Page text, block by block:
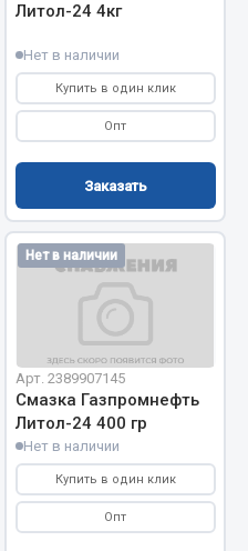
Литол-24 4кг
Нет в наличии
Купить в один клик
Опт
Заказать
Нет в наличии
Арт. 2389907145
Смазка Газпромнефть
Литол-24 400 гр
Нет в наличии
Купить в один клик
Опт